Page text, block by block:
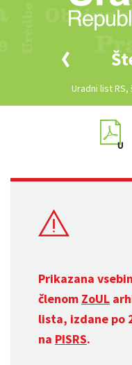
Uradni list RS,
Prikazana
členom ZoUL
lista, izdane po
na PISRS.